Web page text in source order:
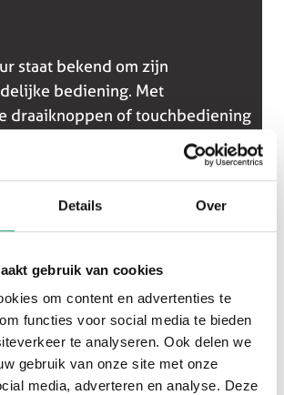
Details Over
gebruik van cookies
om content en advertenties te
functies voor social media te bieden
te analyseren. Ook delen we
gebruik van onze site met onze
media, adverteren en analyse. Deze
staat bekend om zijn
bediening. Met
draaiknoppen of touchbediening
de juiste stand en temperatuur
ovens en magnetrons geschikt
van beginnende kok tot ervaren
maar kunt direct aan